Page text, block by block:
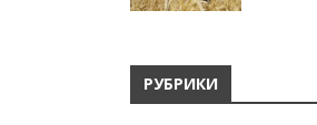
РУБРИКИ